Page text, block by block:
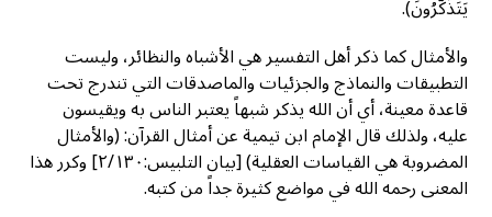
يَتَذَكَّرُونَ).
والأمثال كما ذكر أهل التفسير هي الأشباه والنظائر، وليست
التطبيقات والنماذج والجزئيات والماصدقات التي تندرج تحت
قاعدة معينة، أي أن الله يذكر شبهاً يعتبر الناس به ويقيسون
عليه، ولذلك قال الإمام ابن تيمية عن أمثال القرآن: (والأمثال
المضروبة هي القياسات العقلية) [بيان التلبيس:٢/١٣٠] وكرر هذا
المعنى رحمه الله في مواضع كثيرة جداً من كتبه.